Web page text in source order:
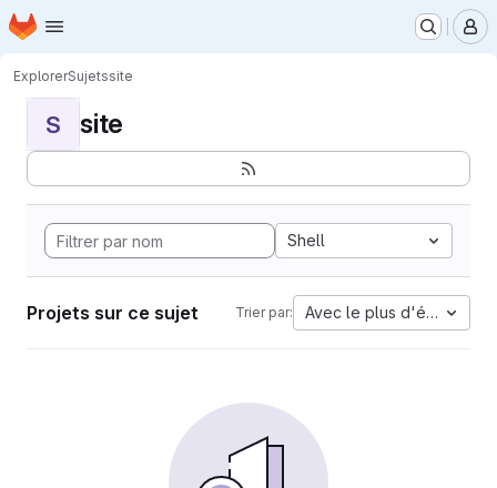
Passer au contenu principal
Page d'accueil
ExplorerSujetssite
S site
Shell
Projets sur ce sujet Trier par: Avec le plus d'étoiles